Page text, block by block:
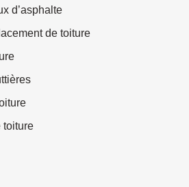
d’asphalte
de toiture
toiture